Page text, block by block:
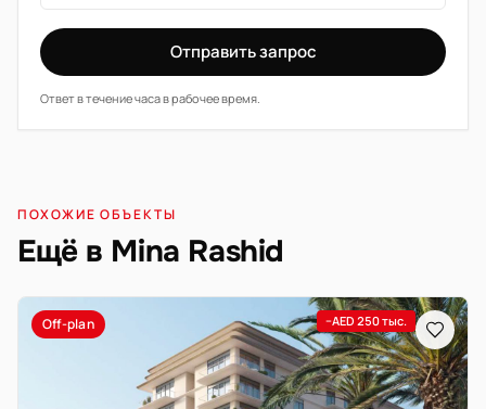
Отправить запрос
Ответ в течение часа в рабочее время.
ПОХОЖИЕ ОБЪЕКТЫ
Ещё в Mina Rashid
Off-plan −AED 250 тыс.